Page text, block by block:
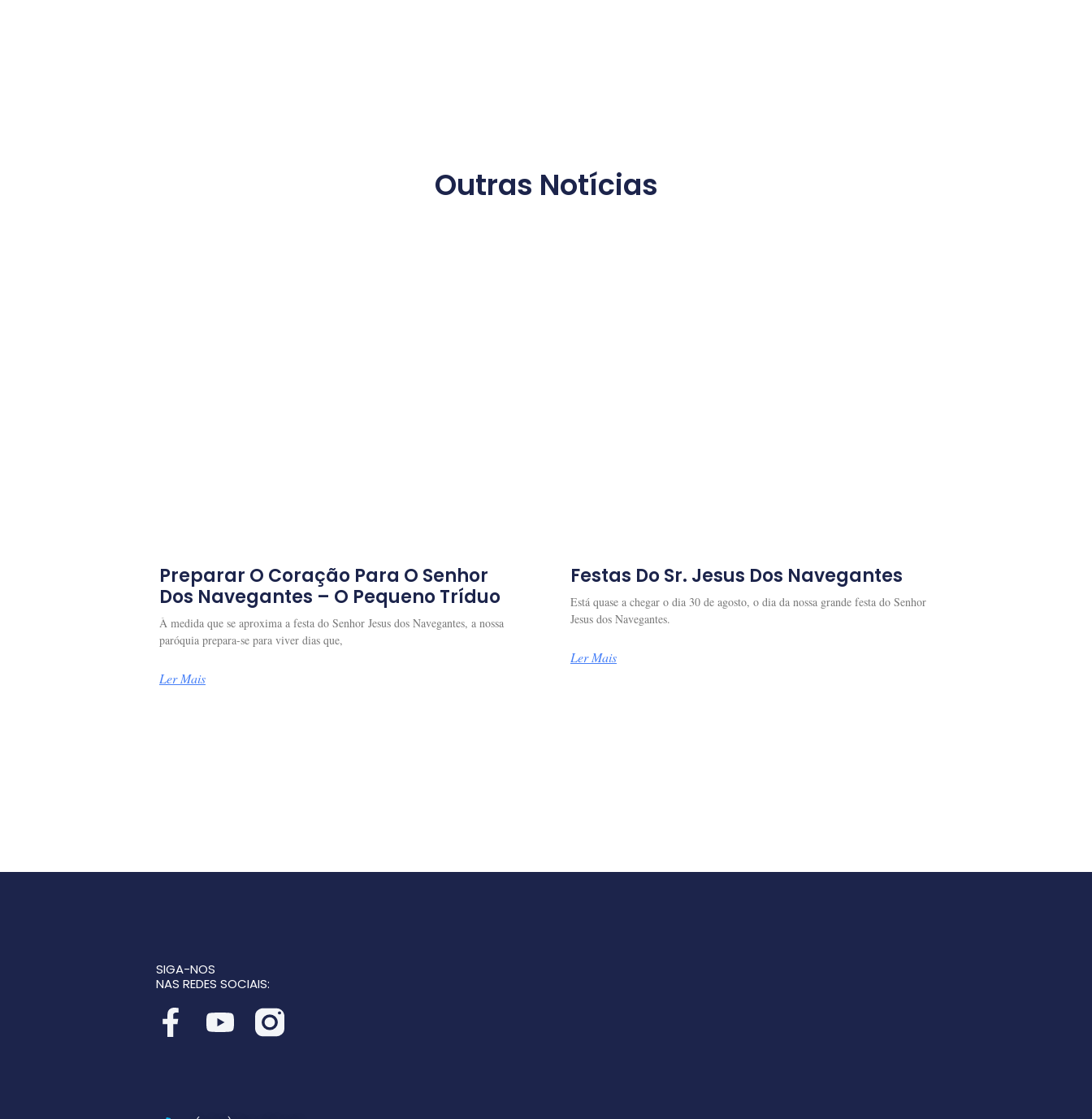
Outras Notícias
Preparar O Coração Para O Senhor
Dos Navegantes – O Pequeno Tríduo
À medida que se aproxima a festa do Senhor Jesus dos Navegantes, a nossa
paróquia prepara-se para viver dias que,
Ler Mais
Festas Do Sr. Jesus Dos Navegantes
Está quase a chegar o dia 30 de agosto, o dia da nossa grande festa do Senhor
Jesus dos Navegantes.
Ler Mais
SIGA-NOS
NAS REDES SOCIAIS: